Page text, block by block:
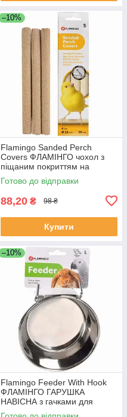
–10%
Flamingo Sanded Perch
Covers ФЛАМІНГО чохол з
піщаним покриттям на
жердинку для птахів, Якість
Готово до відправки
88,20 ₴ 98 ₴
Купити
–10%
Flamingo Feeder With Hook
ФЛАМІНГО ГАРУШКА
НАВІСНА з гачками для
кроликів, великих папуг,